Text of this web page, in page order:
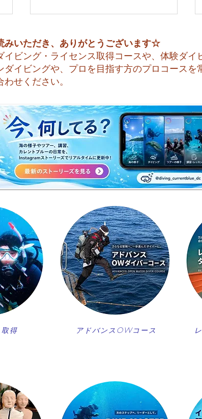
😊 海へ戻る第一歩！リフレ
ッシュコース開催♪
みいただき、ありがとうございます☆
ビング・ライセンス取得コースや、体験ダイ
イビングや、プロを目指す方のプロコースを
せください。
得 アドバンスOWコース